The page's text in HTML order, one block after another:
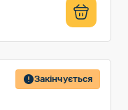
Закінчується